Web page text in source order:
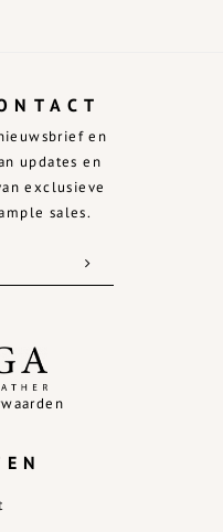
en
updates en
exclusieve
sales.